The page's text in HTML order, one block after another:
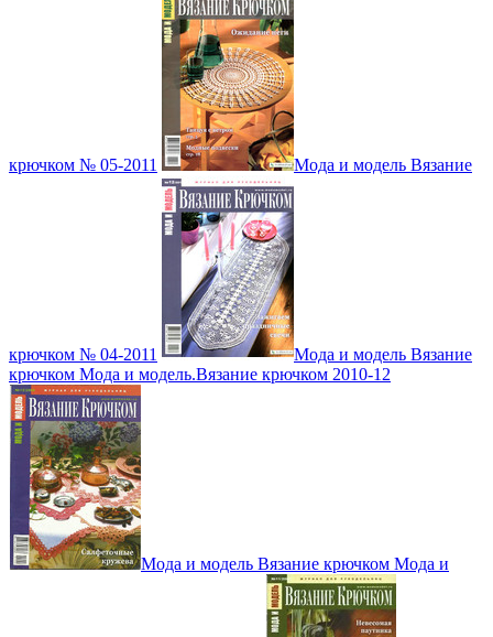
крючком № 05-2011 Мода и модель Вязание
крючком № 04-2011
Мода и модель Вязание
крючком Мода и модель.Вязание крючком 2010-12
Мода и модель Вязание крючком Мода и